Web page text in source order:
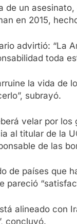
un
en 2015,
advirtió: “La
toda
la vida de
subrayó.
velar por
al titular de la
de las
de países que
pareció
alineado con
concluyó.